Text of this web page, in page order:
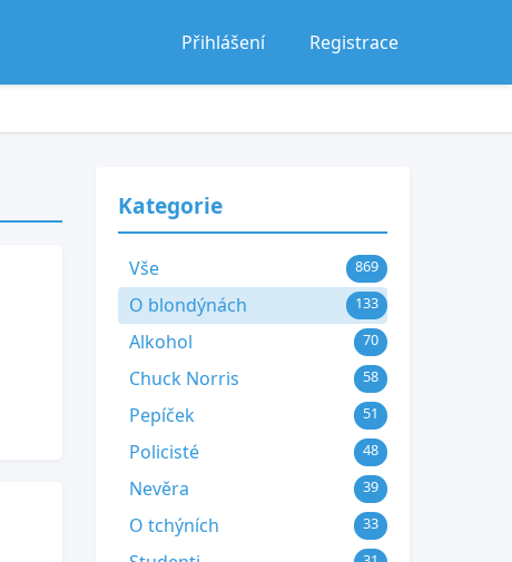
Přihlášení Registrace
Kategorie
Vše 869
O blondýnách 133
Alkohol 70
Chuck Norris 58
Pepíček 51
Policisté 48
Nevěra 39
O tchýních 33